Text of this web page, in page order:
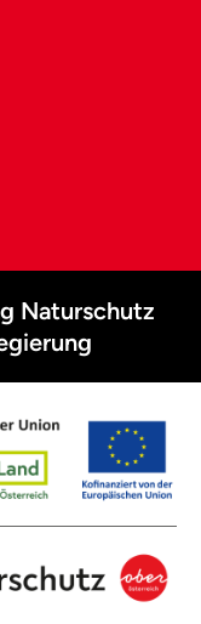
Naturschutz